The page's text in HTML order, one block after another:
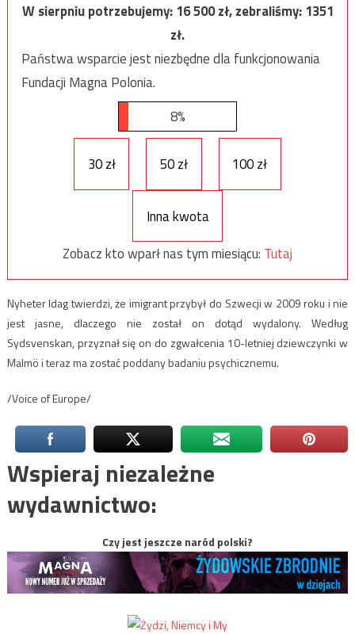
W sierpniu potrzebujemy:16 500zł, zebraliśmy:1351
zł.
Państwa wsparcie jest niezbędne dla funkcjonowania
Fundacji Magna Polonia.
8%
30 zł 50 zł 100 zł
Inna kwota
Zobacz kto wparł nas tym miesiącu: Tutaj
Nyheter Idag twierdzi, że imigrant przybył do Szwecji w 2009 roku i nie
jest jasne, dlaczego nie został on dotąd wydalony. Według
Sydsvenskan, przyznał się on do zgwałcenia 10-letniej dziewczynki w
Malmö i teraz ma zostać poddany badaniu psychicznemu.
/Voice of Europe/
Wspieraj niezależne
wydawnictwo:
Czy jest jeszcze naród polski?